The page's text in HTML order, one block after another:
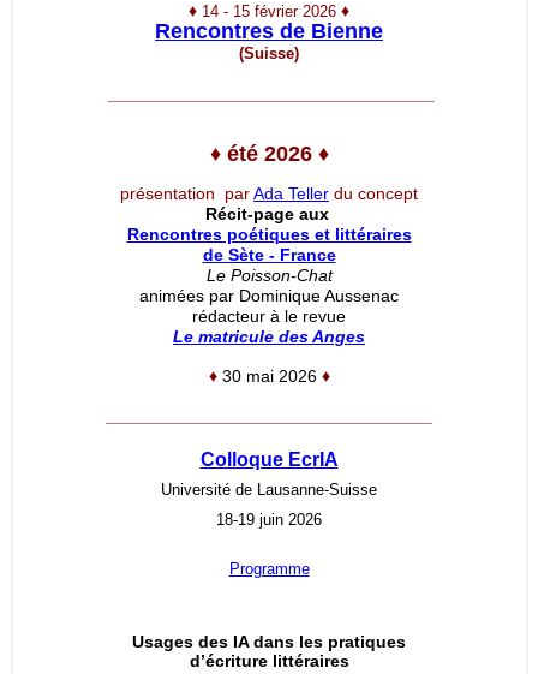
♦ 14 - 15 février 2026 ♦
Rencontres de Bienne
(Suisse)
♦été 2026 ♦
présentation parAda Teller du concept
Récit-page aux
Rencontres poétiques et littéraires
de Sète - France
Le Poisson-Chat
animées par Dominique Aussenac
rédacteur à le revue
Le matricule des Anges
♦ 30 mai 2026 ♦
Colloque EcrIA
Université de Lausanne-Suisse
18-19 juin 2026
Programme
Usages des IA dans les pratiques
d’écriture littéraires